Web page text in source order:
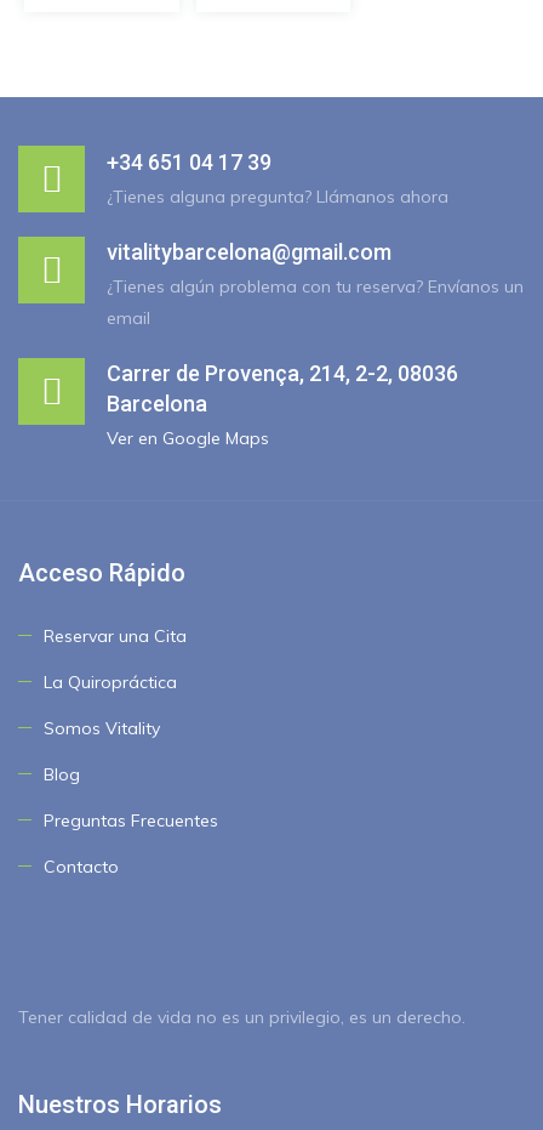
+34 651 04 17 39
¿Tienes alguna pregunta? Llámanos ahora
vitalitybarcelona@gmail.com
¿Tienes algún problema con tu reserva? Envíanos un
email
Carrer de Provença, 214, 2-2, 08036
Barcelona
Ver en Google Maps
Acceso Rápido
Reservar una Cita
La Quiropráctica
Somos Vitality
Blog
Preguntas Frecuentes
Contacto
Tener calidad de vida no es un privilegio, es un derecho.
Nuestros Horarios